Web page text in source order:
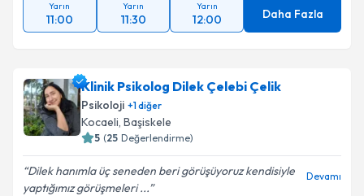
Yarın
11:00
Yarın
11:30
Yarın
12:00 Daha Fazla
Klinik Psikolog Dilek Çelebi Çelik
Psikoloji +1diğer
Kocaeli, Başiskele
5 (25 Değerlendirme)
Dilek hanımla üç seneden beri görüşüyoruz kendisiyle
yaptığımız görüşmeleri ...
Devamı